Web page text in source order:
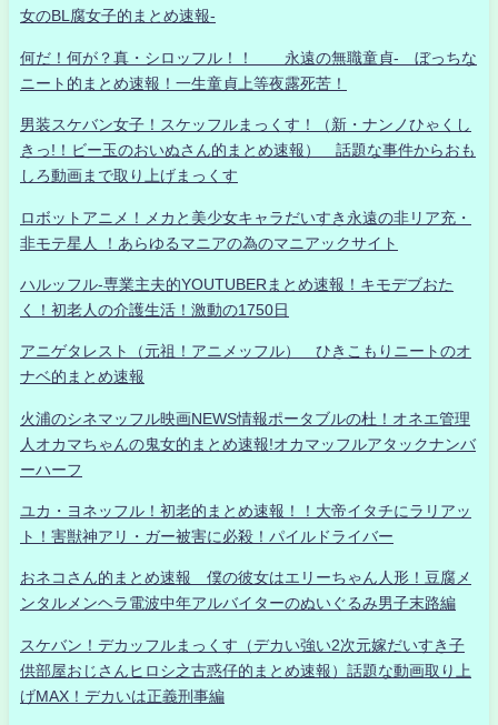
女のBL腐女子的まとめ速報-
何だ！何が？真・シロッフル！！ 永遠の無職童貞- ぼっちな
ニート的まとめ速報！一生童貞上等夜露死苦！
男装スケバン女子！スケッフルまっくす！（新・ナンノひゃくし
きっ!！ビー玉のおいぬさん的まとめ速報） 話題な事件からおも
しろ動画まで取り上げまっくす
ロボットアニメ！メカと美少女キャラだいすき永遠の非リア充・
非モテ星人 ！あらゆるマニアの為のマニアックサイト
ハルッフル-専業主夫的YOUTUBERまとめ速報！キモデブおた
く！初老人の介護生活！激動の1750日
アニゲタレスト（元祖！アニメッフル） ひきこもりニートのオ
ナベ的まとめ速報
火浦のシネマッフル映画NEWS情報ポータブルの杜！オネエ管理
人オカマちゃんの鬼女的まとめ速報!オカマッフルアタックナンバ
ーハーフ
ユカ・ヨネッフル！初老的まとめ速報！！大帝イタチにラリアッ
ト！害獣神アリ・ガー被害に必殺！パイルドライバー
おネコさん的まとめ速報 僕の彼女はエリーちゃん人形！豆腐メ
ンタルメンヘラ電波中年アルバイターのぬいぐるみ男子末路編
スケバン！デカッフルまっくす（デカい強い2次元嫁だいすき子
供部屋おじさんヒロシ之古惑仔的まとめ速報）話題な動画取り上
げMAX！デカいは正義刑事編